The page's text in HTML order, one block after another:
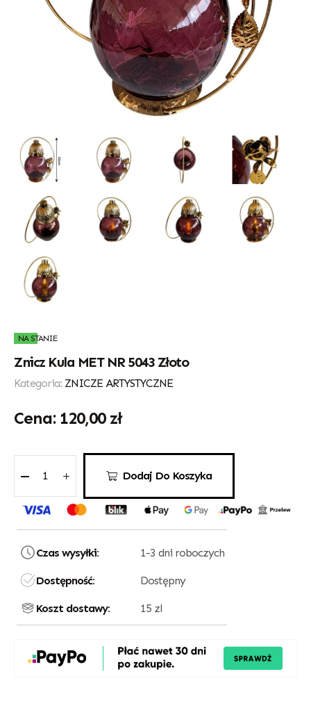
NA STANIE
Znicz Kula MET NR 5043 Złoto
Kategoria: ZNICZE ARTYSTYCZNE
120,00 zł
Dodaj Do Koszyka
Czas wysyłki: 1-3 dni roboczych
Dostępność: Dostępny
Koszt dostawy: 15 zl